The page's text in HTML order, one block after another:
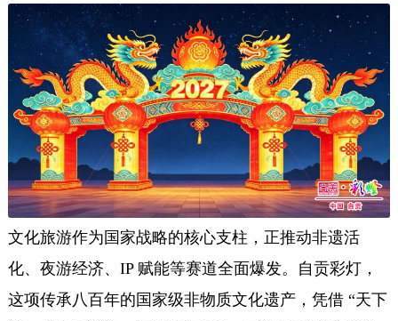
文化旅游作为国家战略的核心支柱，正推动非遗活
化、夜游经济、IP 赋能等赛道全面爆发。自贡彩灯，
这项传承八百年的国家级非物质文化遗产，凭借 “天下